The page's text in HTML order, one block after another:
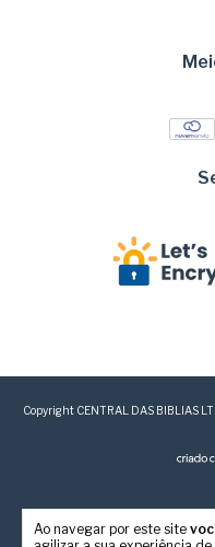
Ao navegar por este site
Copyright CENTRAL DAS BIBLIAS